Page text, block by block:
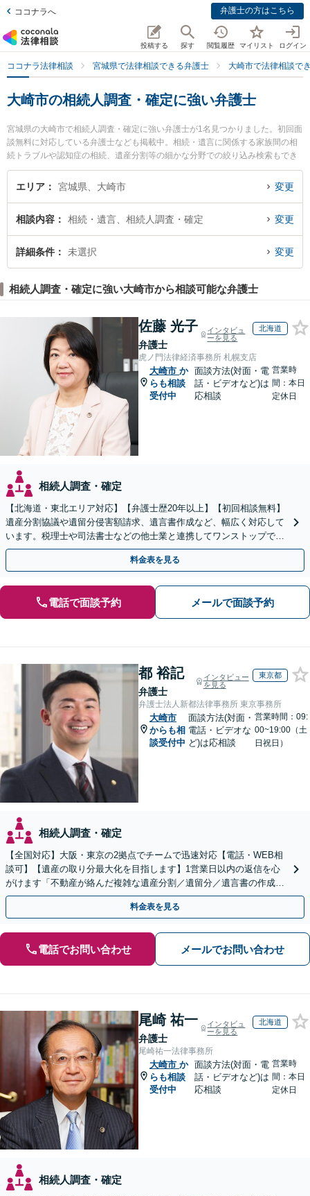
ココナラへ 弁護士の方はこちら
投稿する 探す 閲覧履歴 マイリスト ログイン
ココナラ法律相談 宮城県で法律相談できる弁護士 大崎市で法律相談で
大崎市の相続人調査・確定に強い弁護士
宮城県の大崎市で相続人調査・確定に強い弁護士が1名見つかりました。初回面
談無料に対応している弁護士なども掲載中。相続・遺言に関係する家族間の相
続トラブルや認知症の相続、遺産分割等の細かな分野での絞り込み検索もでき
便利です。特に弁護士法人菅原・佐々木法律事務所の佐々木 康晴弁護士のプロ
フィール情報や弁護士費用、強みなどが注目されています。『大崎市で土日や
『初回相談無料で相続人調査・確定を法律相談できる大崎市内の弁護士に相談
予約したい』などでお困りの相談者さんにおすすめです。
エリア 宮城県、大崎市 変更
相談内容 相続・遺言、相続人調査・確定 変更
詳細条件 未選択 変更
相続人調査・確定に強い大崎市から相談可能な弁護士
佐藤 光子
弁護士
インタビュ
ーを見る
北海道
虎ノ門法律経済事務所 札幌支店
大崎市 か
らも相談
受付中
面談方法(対面・電
話・ビデオなど)は
応相談
営業時
間：本日
定休日
相続人調査・確定
【北海道・東北エリア対応】【弁護士歴20年以上】【初回相談無料】
遺産分割協議や遺留分侵害額請求、遺言書作成など、幅広く対応して
います。税理士や司法書士などの他士業と連携してワンストップでの
解決が可能です。ぜひご相談ください。
料金表を見る
電話で面談予約 メールで面談予約
都 裕記
弁護士
インタビュー
を見る
東京都
弁護士法人新都法律事務所 東京事務所
大崎市
からも相
談受付中
面談方法(対面・
電話・ビデオな
ど)は応相談
営業時間：09:
00~19:00（土
日祝日）
相続人調査・確定
【全国対応】大阪・東京の2拠点でチームで迅速対応【電話・WEB相
談可】【遺産の取り分最大化を目指します】1営業日以内の返信を心
がけます「不動産が絡んだ複雑な遺産分割／遺留分／遺言書の作成・
執行／事業承継など、お任せください」【休日相談あり】
料金表を見る
電話でお問い合わせ メールでお問い合わせ
尾崎 祐一
弁護士
インタビュ
ーを見る
北海道
尾崎祐一法律事務所
大崎市 か
らも相談
受付中
面談方法(対面・電
話・ビデオなど)は
応相談
営業時
間：本日
定休日
相続人調査・確定